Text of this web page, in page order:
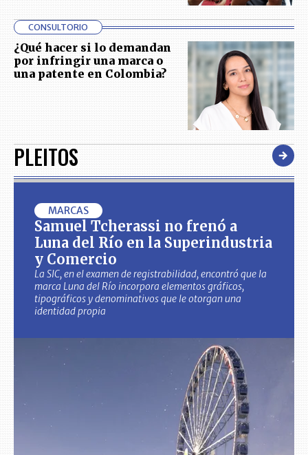
CONSULTORIO
¿Qué hacer si lo demandan
por infringir una marca o
una patente en Colombia?
PLEITOS
MARCAS
Samuel Tcherassi no frenó a
Luna del Río en la Superindustria
y Comercio
La SIC, en el examen de registrabilidad, encontró que la
marca Luna del Río incorpora elementos gráficos,
tipográficos y denominativos que le otorgan una
identidad propia